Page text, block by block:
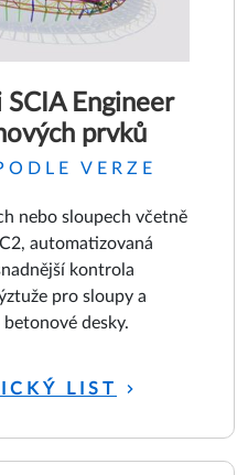
Engineer
prvků
VERZE
nebo sloupech včetně
automatizovaná
kontrola
pro sloupy a
desky.
LIST